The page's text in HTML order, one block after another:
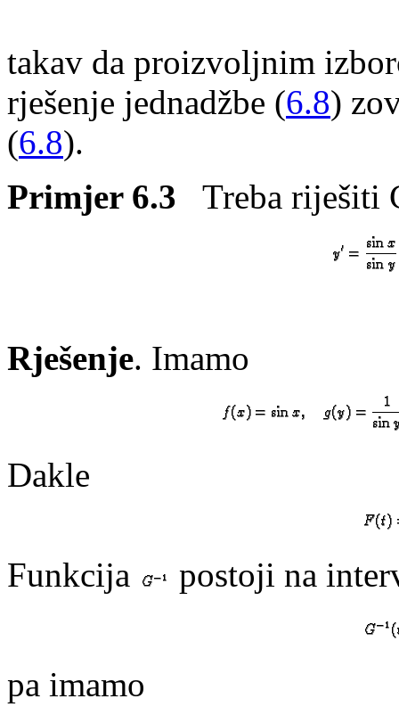
takav da proizvoljnim
rješenje jednadžbe (6.8)
(6.8).
Primjer 6.3 Treba riješiti
Rješenje. Imamo
Dakle
Funkcija postoji na
pa imamo